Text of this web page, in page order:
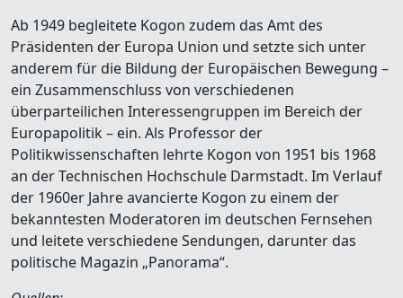
Ab 1949 begleitete Kogon zudem das Amt des
Präsidenten der Europa Union und setzte sich unter
anderem für die Bildung der Europäischen Bewegung –
ein Zusammenschluss von verschiedenen
überparteilichen Interessengruppen im Bereich der
Europapolitik – ein. Als Professor der
Politikwissenschaften lehrte Kogon von 1951 bis 1968
an der Technischen Hochschule Darmstadt. Im Verlauf
der 1960er Jahre avancierte Kogon zu einem der
bekanntesten Moderatoren im deutschen Fernsehen
und leitete verschiedene Sendungen, darunter das
politische Magazin „Panorama“.